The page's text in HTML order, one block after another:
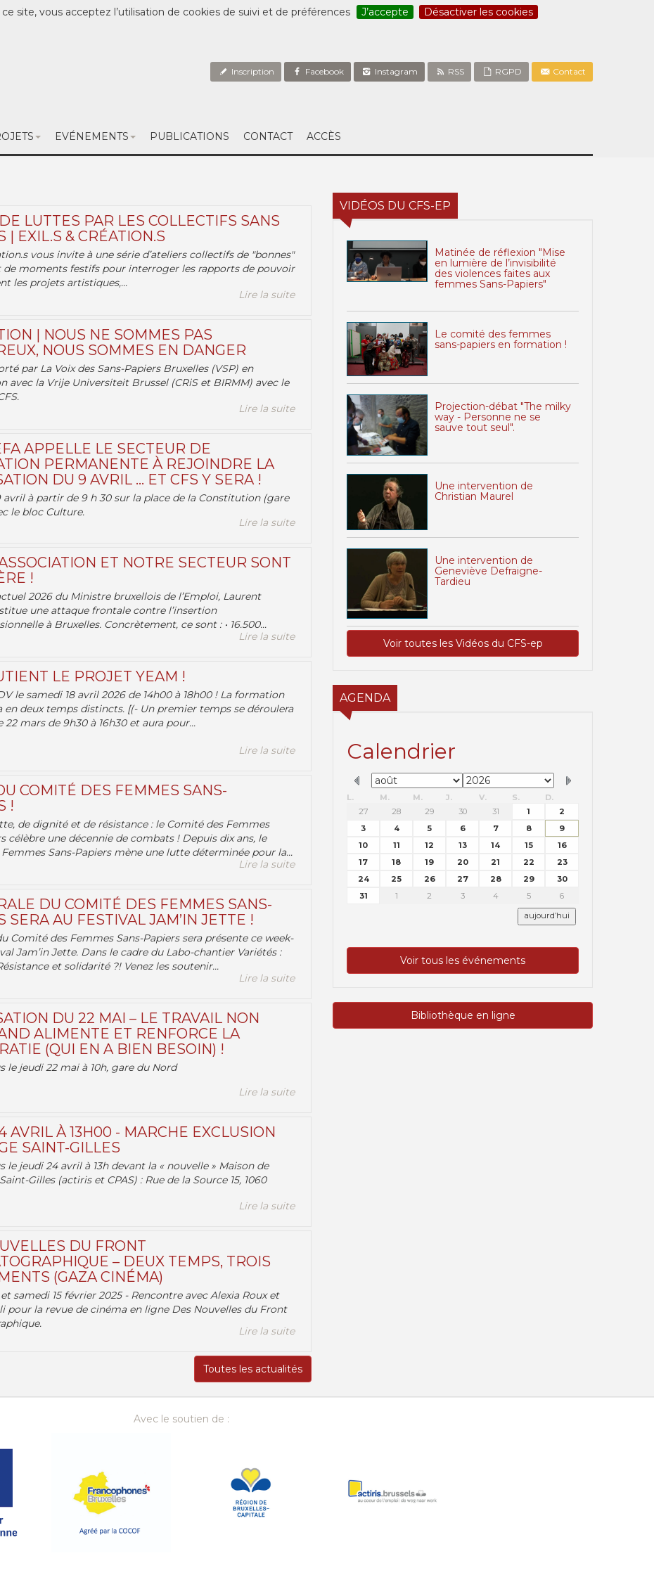
site, vous acceptez l’utilisation de cookies de suivi et de préférences J’accepte Désactiver les cookies
Inscription Facebook Instagram RSS RGPD Contact
EVÉNEMENTS PUBLICATIONS CONTACT ACCÈS
LUTTES PAR LES COLLECTIFS SANS
| EXIL.S & CRÉATION.S
vous invite à une série d’ateliers collectifs de "bonnes"
de moments festifs pour interroger les rapports de pouvoir
les projets artistiques,...
Lire la suite
| NOUS NE SOMMES PAS
NOUS SOMMES EN DANGER
par La Voix des Sans-Papiers Bruxelles (VSP) en
avec la Vrije Universiteit Brussel (CRiS et BIRMM) avec le
Lire la suite
APPELLE LE SECTEUR DE
PERMANENTE À REJOINDRE LA
DU 9 AVRIL … ET CFS Y SERA !
avril à partir de 9 h 30 sur la place de la Constitution (gare
le bloc Culture.
Lire la suite
ET NOTRE SECTEUR SONT
!
2026 du Ministre bruxellois de l’Emploi, Laurent
une attaque frontale contre l’insertion
à Bruxelles. Concrètement, ce sont : • 16.500...
Lire la suite
LE PROJET YEAM !
le samedi 18 avril 2026 de 14h00 à 18h00 ! La formation
en deux temps distincts. [(- Un premier temps se déroulera
22 mars de 9h30 à 16h30 et aura pour...
Lire la suite
COMITÉ DES FEMMES SANS-
!
de dignité et de résistance : le Comité des Femmes
célèbre une décennie de combats ! Depuis dix ans, le
Sans-Papiers mène une lutte déterminée pour la...
Lire la suite
DU COMITÉ DES FEMMES SANS-
SERA AU FESTIVAL JAM’IN JETTE !
Comité des Femmes Sans-Papiers sera présente ce week-
Jam’in Jette. Dans le cadre du Labo-chantier Variétés :
et solidarité ?! Venez les soutenir...
Lire la suite
DU 22 MAI – LE TRAVAIL NON
ALIMENTE ET RENFORCE LA
(QUI EN A BIEN BESOIN) !
le jeudi 22 mai à 10h, gare du Nord
Lire la suite
AVRIL À 13H00 - MARCHE EXCLUSION
SAINT-GILLES
le jeudi 24 avril à 13h devant la « nouvelle » Maison de
Gilles (actiris et CPAS) : Rue de la Source 15, 1060
Lire la suite
DU FRONT
– DEUX TEMPS, TROIS
(GAZA CINÉMA)
samedi 15 février 2025 - Rencontre avec Alexia Roux et
pour la revue de cinéma en ligne Des Nouvelles du Front
Lire la suite
Toutes les actualités
VIDÉOS DU CFS-EP
Matinée de réflexion "Mise
en lumière de l’invisibilité
des violences faites aux
femmes Sans-Papiers"
Le comité des femmes
sans-papiers en formation !
Projection-débat "The milky
way - Personne ne se
sauve tout seul".
Une intervention de
Christian Maurel
Une intervention de
Geneviève Defraigne-
Tardieu
Voir toutes les Vidéos du CFS-ep
AGENDA
Calendrier
L. M. M. J. V. S.
D.
27
28 29 30 31 1
2
3
4 5 6 7 8
9
10
11 12 13 14 15
16
17
18 19 20 21 22
23
24
25 26 27 28 29
30
31
1 2 3 4 5 6
aujourd’hui
Voir tous les événements
Bibliothèque en ligne
Avec le soutien de :